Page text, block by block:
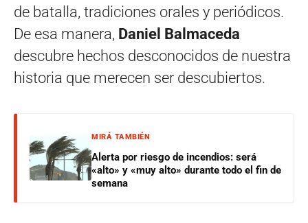
de batalla, tradiciones orales y periódicos.
De esa manera, Daniel Balmaceda
descubre hechos desconocidos de nuestra
historia que merecen ser descubiertos.
MIRÁ TAMBIÉN
Alerta por riesgo de incendios: será
«alto» y «muy alto» durante todo el fin de
semana